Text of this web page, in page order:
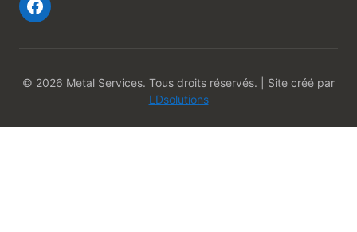
© 2026 Metal Services. Tous droits réservés. | Site créé par
LDsolutions